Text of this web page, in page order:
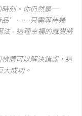
刻。你仍然是一
品’……只需等待幾
法 - 這種幸福的感覺將
體可以解決錯誤，這
成功。